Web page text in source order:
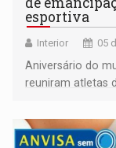
esportiva
Interior 05
Aniversário do
reuniram atletas